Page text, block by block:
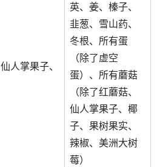
人掌果子、
英、姜、榛子、
韭葱、雪山药、
冬根、所有蛋
（除了虚空
蛋）、所有蘑菇
（除了红蘑菇、
仙人掌果子、椰
子、果树果实、
辣椒、美洲大树
莓）